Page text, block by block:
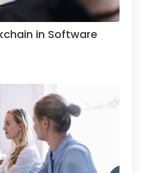
in Software